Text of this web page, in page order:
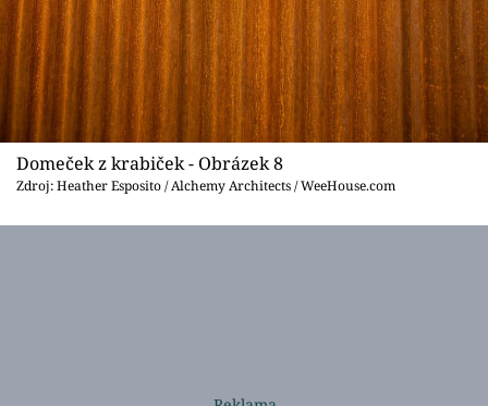
Domeček z krabiček - Obrázek 8
Zdroj: Heather Esposito / Alchemy Architects / WeeHouse.com